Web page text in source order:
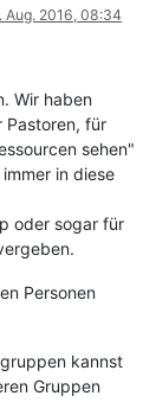
Aug. 2016, 08:34
Wir haben
Pastoren, für
sehen"
in diese
oder sogar für
Personen
kannst
Gruppen